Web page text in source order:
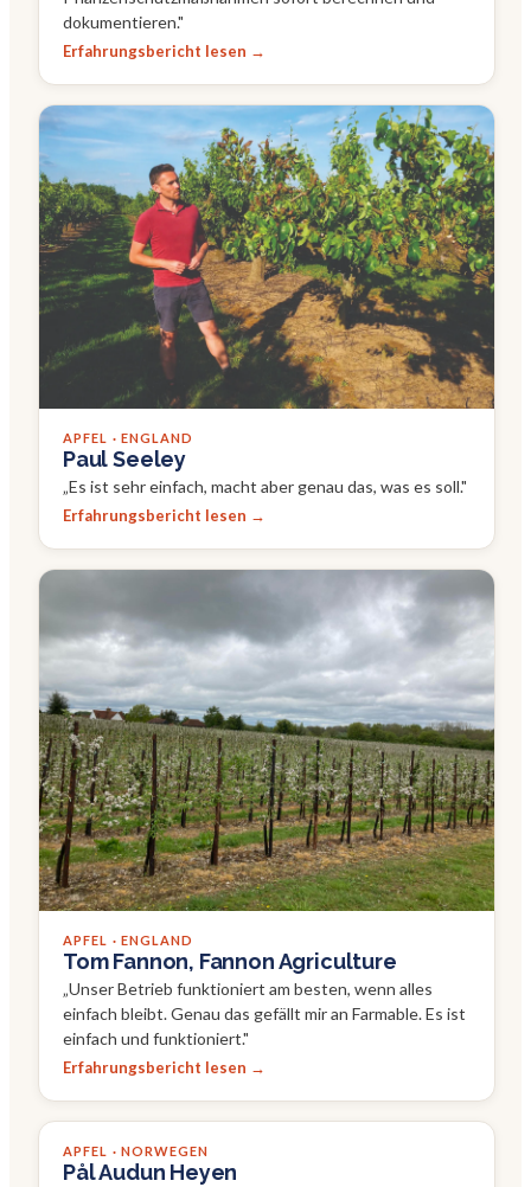
dokumentieren."
Erfahrungsbericht lesen →
APFEL · ENGLAND
Paul Seeley
„Es ist sehr einfach, macht aber genau das, was es soll."
Erfahrungsbericht lesen →
APFEL · ENGLAND
Tom Fannon, Fannon Agriculture
„Unser Betrieb funktioniert am besten, wenn alles
einfach bleibt. Genau das gefällt mir an Farmable. Es ist
einfach und funktioniert."
Erfahrungsbericht lesen →
APFEL · NORWEGEN
Pål Audun Heyen